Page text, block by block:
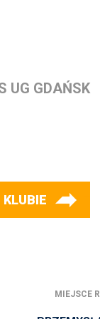
UG GDAŃSK
KLUBIE
MIEJSCE